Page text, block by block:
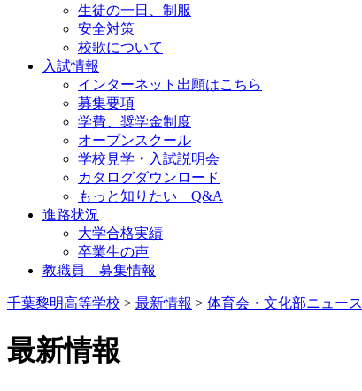
生徒の一日、制服
安全対策
校歌について
入試情報
インターネット出願はこちら
募集要項
学費、奨学金制度
オープンスクール
学校見学・入試説明会
カタログダウンロード
もっと知りたい Q&A
進路状況
大学合格実績
卒業生の声
教職員 募集情報
千葉黎明高等学校 > 最新情報 > 体育会・文化部ニュース
最新情報